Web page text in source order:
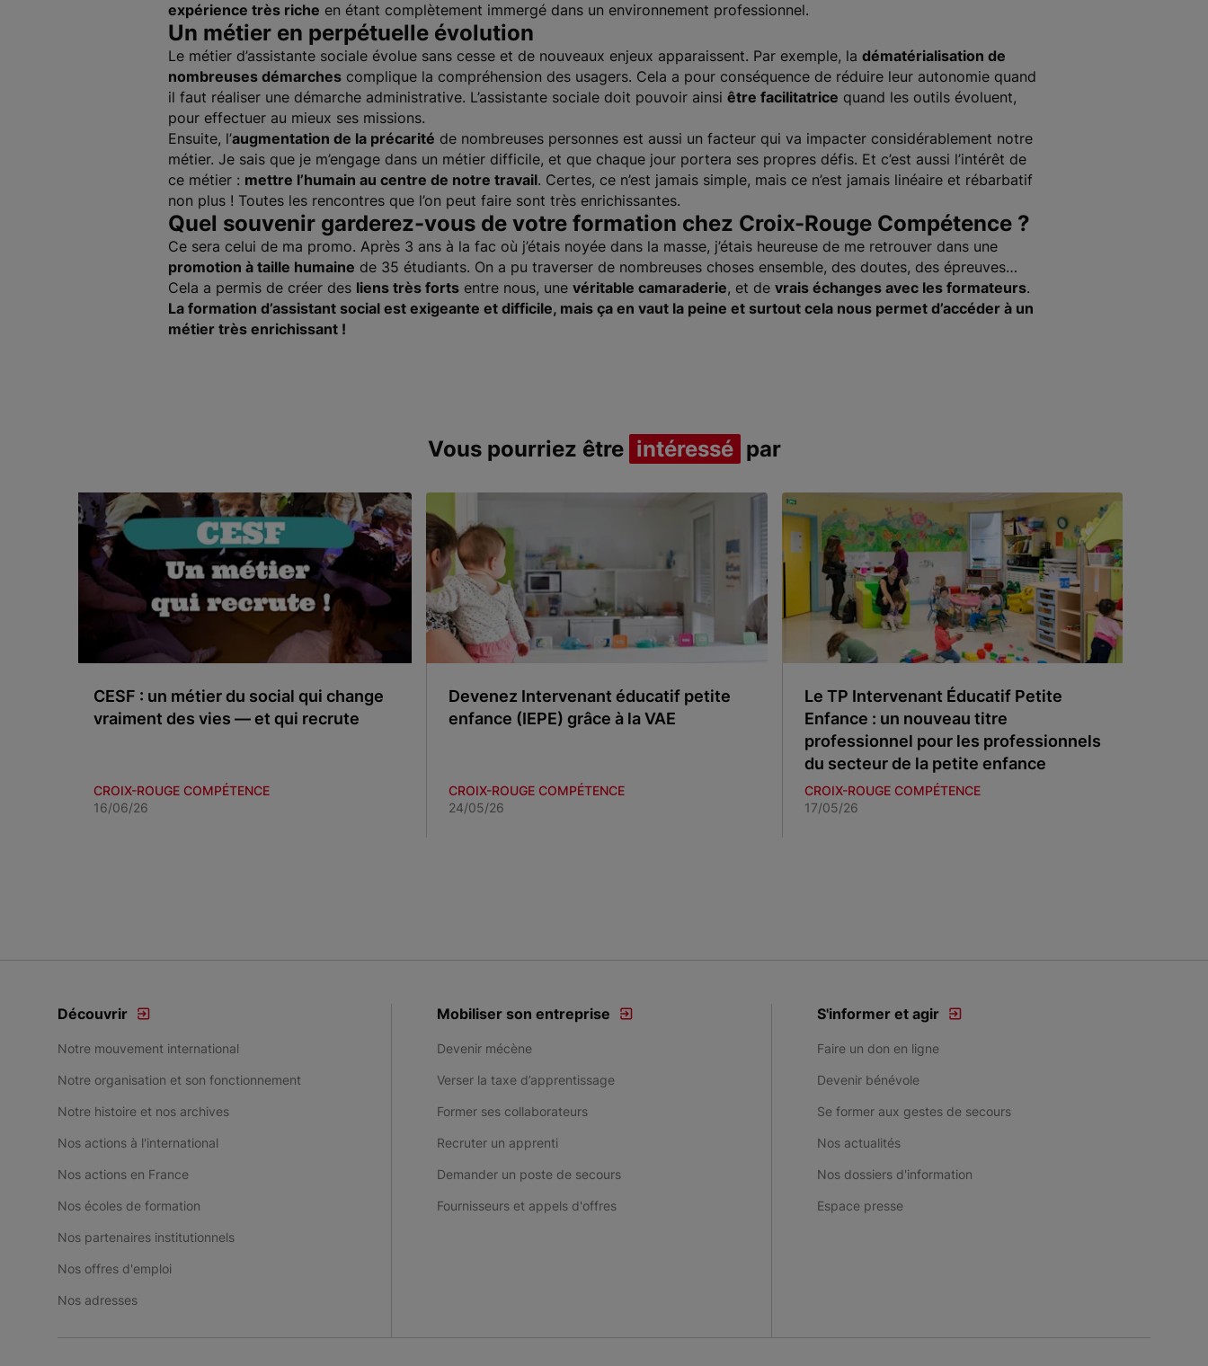
expérience très riche en étant complètement immergé dans un environnement professionnel.
Un métier en perpétuelle évolution
Le métier d’assistante sociale évolue sans cesse et de nouveaux enjeux apparaissent. Par exemple, la dématérialisation de
nombreuses démarches complique la compréhension des usagers. Cela a pour conséquence de réduire leur autonomie quand
il faut réaliser une démarche administrative. L’assistante sociale doit pouvoir ainsi être facilitatrice quand les outils évoluent,
pour effectuer au mieux ses missions.
Ensuite, l’augmentation de la précarité de nombreuses personnes est aussi un facteur qui va impacter considérablement notre
métier. Je sais que je m’engage dans un métier difficile, et que chaque jour portera ses propres défis. Et c’est aussi l’intérêt de
ce métier : mettre l’humain au centre de notre travail. Certes, ce n’est jamais simple, mais ce n’est jamais linéaire et rébarbatif
non plus ! Toutes les rencontres que l’on peut faire sont très enrichissantes.
Quel souvenir garderez-vous de votre formation chez Croix-Rouge Compétence ?
Ce sera celui de ma promo. Après 3 ans à la fac où j’étais noyée dans la masse, j’étais heureuse de me retrouver dans une
promotion à taille humaine de 35 étudiants. On a pu traverser de nombreuses choses ensemble, des doutes, des épreuves…
Cela a permis de créer des liens très forts entre nous, une véritable camaraderie, et de vrais échanges avec les formateurs.
La formation d’assistant social est exigeante et difficile, mais ça en vaut la peine et surtout cela nous permet d’accéder à un
métier très enrichissant !
Vous pourriez être intéressé par
CESF : un métier du social qui change
vraiment des vies — et qui recrute
CROIX-ROUGE COMPÉTENCE
16/06/26
Devenez Intervenant éducatif petite
enfance (IEPE) grâce à la VAE
CROIX-ROUGE COMPÉTENCE
24/05/26
Le TP Intervenant Éducatif Petite
Enfance : un nouveau titre
professionnel pour les professionnels
du secteur de la petite enfance
CROIX-ROUGE COMPÉTENCE
17/05/26
Découvrir
Notre mouvement international
Notre organisation et son fonctionnement
Notre histoire et nos archives
Nos actions à l'international
Nos actions en France
Nos écoles de formation
Nos partenaires institutionnels
Nos offres d'emploi
Nos adresses
Mobiliser son entreprise
Devenir mécène
Verser la taxe d’apprentissage
Former ses collaborateurs
Recruter un apprenti
Demander un poste de secours
Fournisseurs et appels d'offres
S'informer et agir
Faire un don en ligne
Devenir bénévole
Se former aux gestes de secours
Nos actualités
Nos dossiers d'information
Espace presse